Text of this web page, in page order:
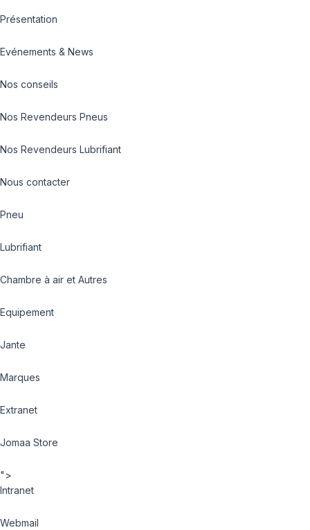
Présentation
Evénements & News
Nos conseils
Nos Revendeurs Pneus
Nos Revendeurs Lubrifiant
Nous contacter
Pneu
Lubrifiant
Chambre à air et Autres
Equipement
Jante
Marques
Extranet
Jomaa Store
">
Intranet
Webmail